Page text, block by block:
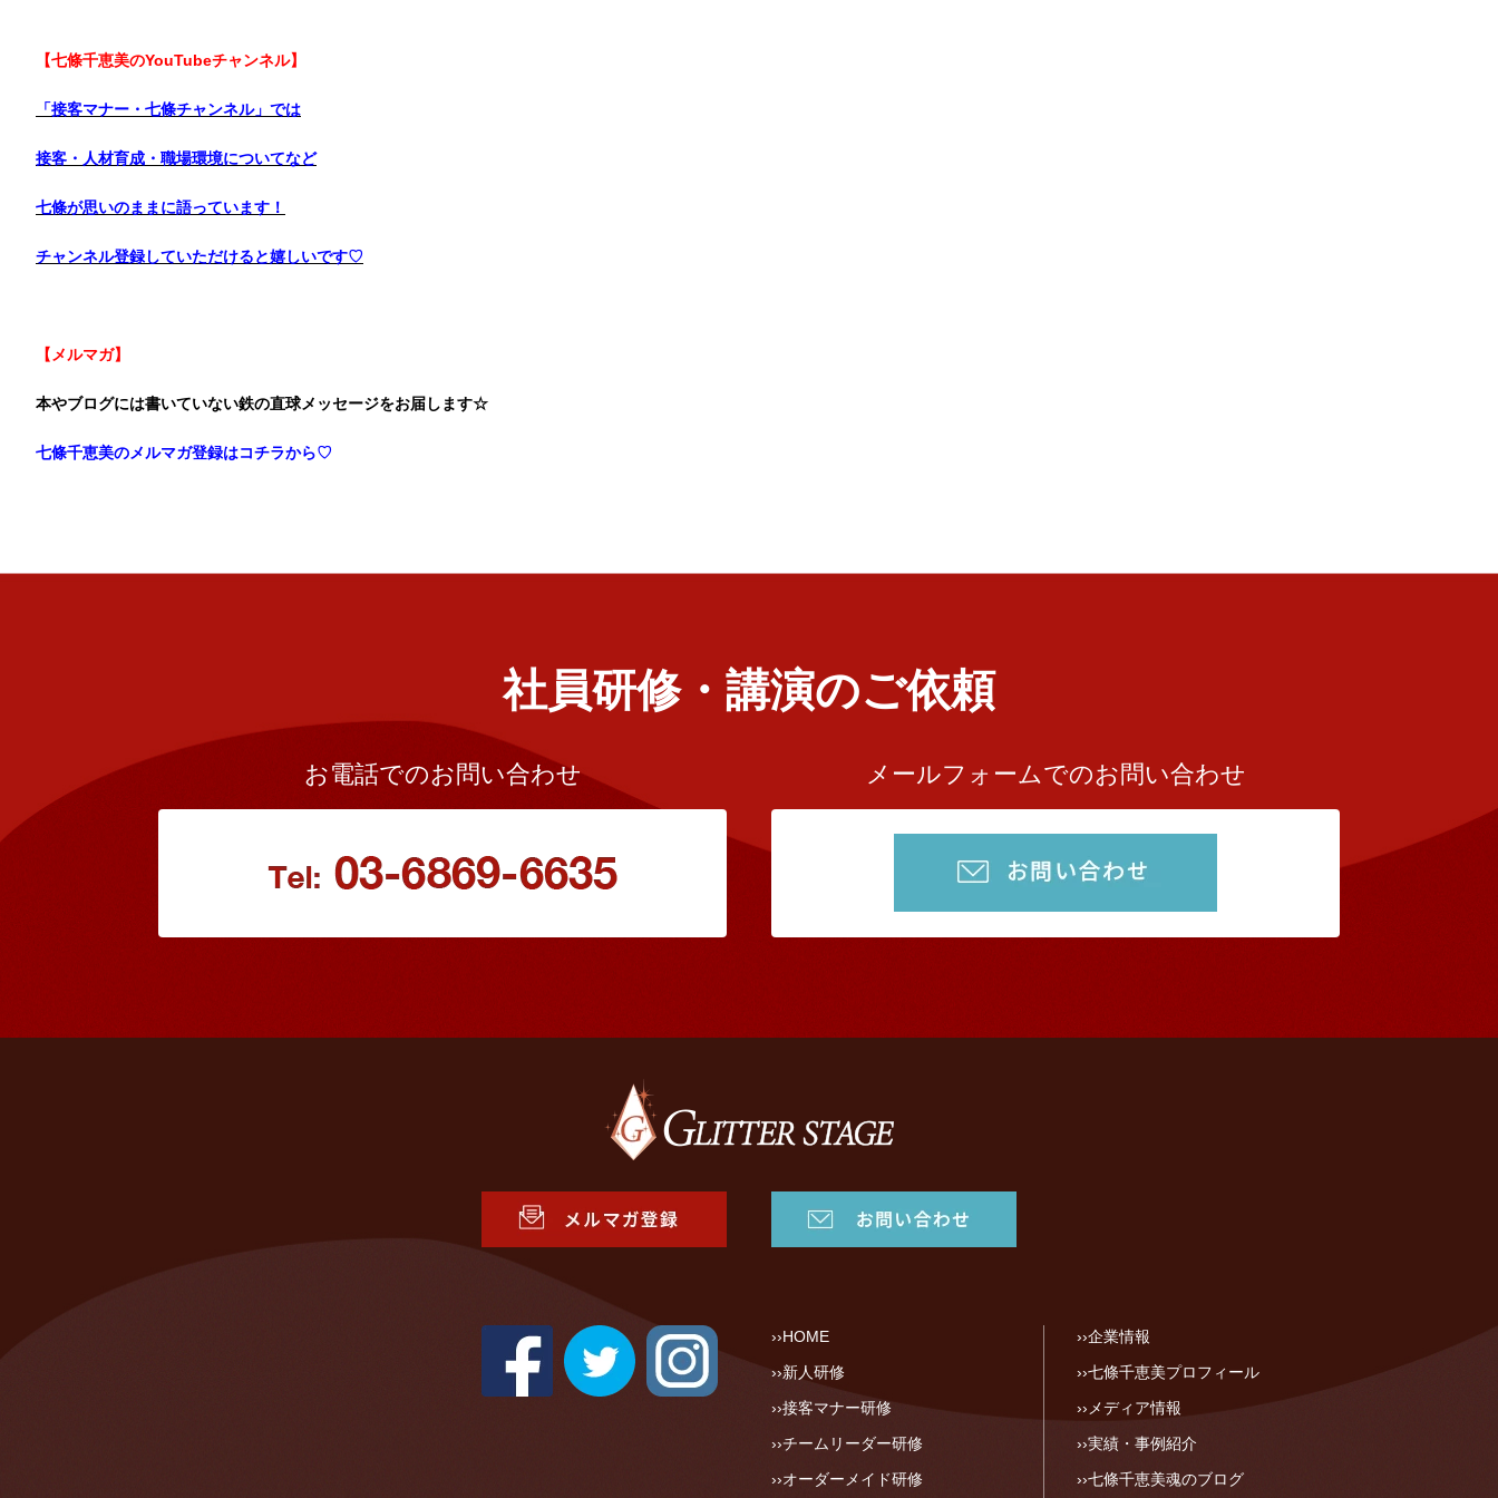
【七條千恵美のYouTubeチャンネル】
「接客マナー・七條チャンネル」では
接客・人材育成・職場環境についてなど
七條が思いのままに語っています！
チャンネル登録していただけると嬉しいです♡
【メルマガ】
本やブログには書いていない鉄の直球メッセージをお届します☆
七條千恵美のメルマガ登録はコチラから♡
社員研修・講演のご依頼
お電話でのお問い合わせ メールフォームでのお問い合わせ
HOME
新人研修
接客マナー研修
チームリーダー研修
オーダーメイド研修
企業情報
七條千恵美プロフィール
メディア情報
実績・事例紹介
七條千恵美魂のブログ